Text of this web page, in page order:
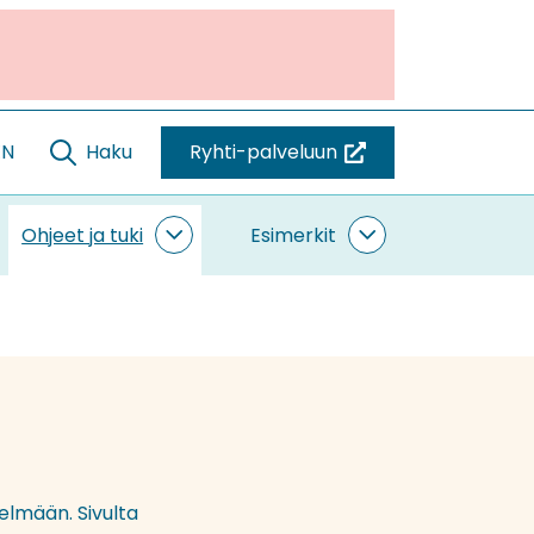
Haku Ryhti-palveluun
(siirryt
toiseen
palveluun)
Ohjeet ja tuki
Ohjeet
Esimerkit
Esimerkit
alasivut
Sivulta